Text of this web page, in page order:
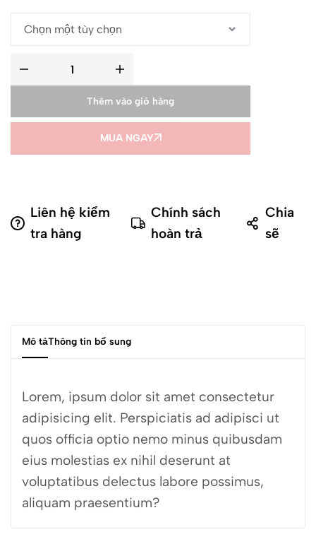
Thêm vào giỏ hàng
MUA NGAY
Liên hệ kiểm
tra hàng
Chính sách
hoàn trả
Chia
sẽ
Mô tảThông tin bổ sung
Lorem, ipsum dolor sit amet consectetur
adipisicing elit. Perspiciatis ad adipisci ut
quos officia optio nemo minus quibusdam
eius molestias ex nihil deserunt at
voluptatibus delectus labore possimus,
aliquam praesentium?